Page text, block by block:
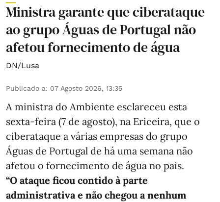
Ministra garante que ciberataque
ao grupo Águas de Portugal não
afetou fornecimento de água
DN/Lusa
Publicado a: 07 Agosto 2026, 13:35
A ministra do Ambiente esclareceu esta
sexta-feira (7 de agosto), na Ericeira, que o
ciberataque a várias empresas do grupo
Águas de Portugal de há uma semana não
afetou o fornecimento de água no país.
“O ataque ficou contido à parte
administrativa e não chegou a nenhum